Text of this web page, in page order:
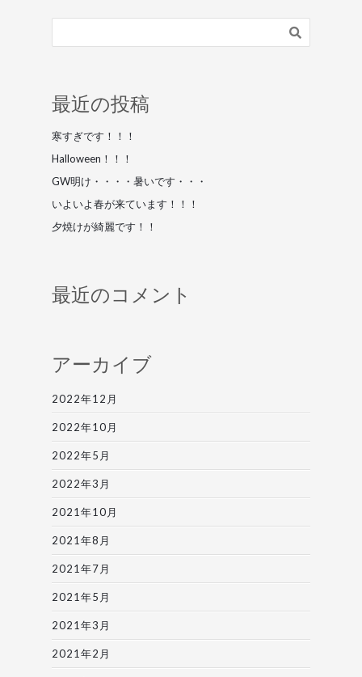
最近の投稿
寒すぎです！！！
Halloween！！！
GW明け・・・・暑いです・・・
いよいよ春が来ています！！！
夕焼けが綺麗です！！
最近のコメント
アーカイブ
2022年12月
2022年10月
2022年5月
2022年3月
2021年10月
2021年8月
2021年7月
2021年5月
2021年3月
2021年2月